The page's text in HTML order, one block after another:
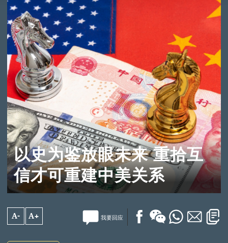
以史为鉴放眼未来 重拾互
信才可重建中美关系
A- A+ 我要回应